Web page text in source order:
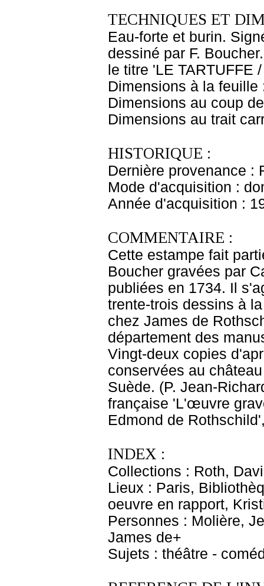
TECHNIQUES ET
Eau-forte et burin.
dessiné par F.
le titre 'LE TARTUFFE
Dimensions à la
Dimensions au coup
Dimensions au trait
HISTORIQUE :
Dernière provenance :
Mode d'acquisition :
Année d'acquisition :
COMMENTAIRE :
Cette estampe fait
Boucher gravées par
publiées en 1734. Il
trente-trois dessins à
chez James de
département des
Vingt-deux copies
conservées au
Suède. (P. Jean-
française 'L'œuvre
Edmond de
INDEX :
Collections : Roth,
Lieux : Paris,
oeuvre en rapport,
Personnes : Molière,
James de+
Sujets : théâtre -